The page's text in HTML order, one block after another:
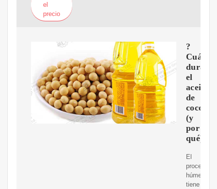
el
precio
?
Cuánto
dura
el
aceite
de
coco
(y
por
qué)?
El
proceso
húmedo
tiene